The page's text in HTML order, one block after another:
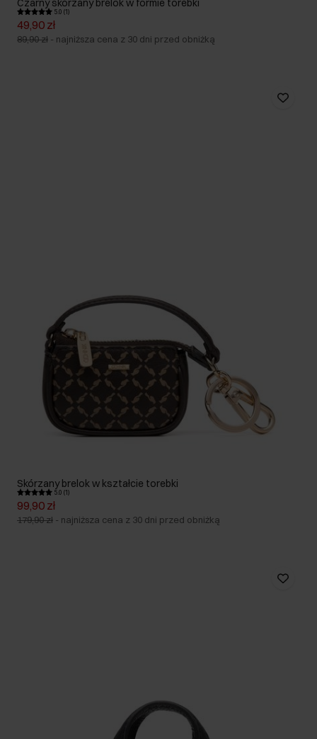
Czarny skórzany brelok w formie torebki
5.0 (1)
49,90 zł
89,90 zł - najniższa cena z 30 dni przed obniżką
Skórzany brelok w kształcie torebki
5.0 (1)
99,90 zł
179,90 zł - najniższa cena z 30 dni przed obniżką